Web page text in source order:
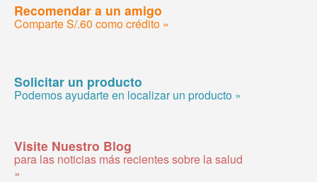
Recomendar a un amigo
Comparte S/.60 como crédito »
Solicitar un producto
Podemos ayudarte en localizar un producto »
Visite Nuestro Blog
para las noticias más recientes sobre la salud
»